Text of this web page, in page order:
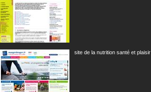
site de la nutrition santé et plaisir